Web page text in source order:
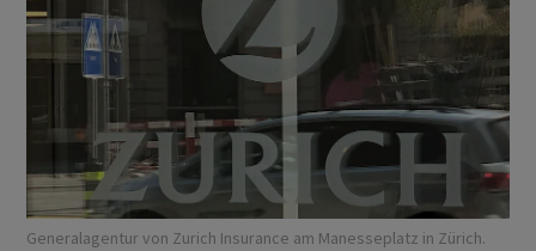
Generalagentur von Zurich Insurance am Manesseplatz in Zürich.